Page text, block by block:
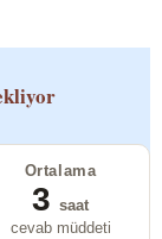
Ortalama
3 saat
cevab müddeti